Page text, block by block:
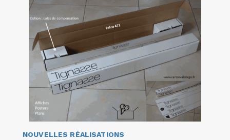
NOUVELLES RÉALISATIONS